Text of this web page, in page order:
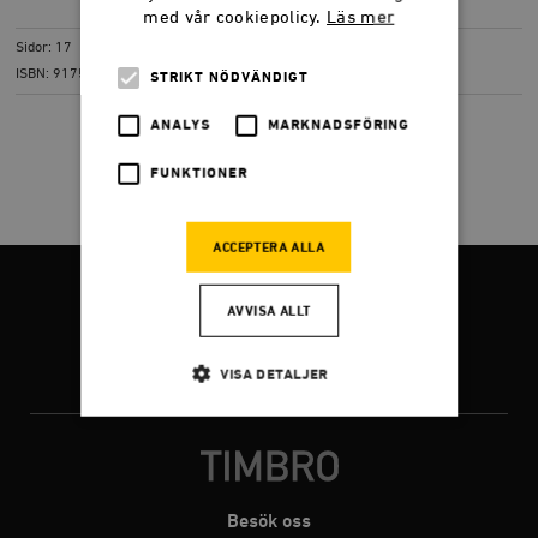
(PDF) 2,6 MB
Sidor: 17
ISBN: 917566626x
Besök oss
med vår cookiepolicy. Läs mer
STRIKT NÖDVÄNDIGT
ANALYS MARKNADSFÖRING
FUNKTIONER
ACCEPTERA ALLA
AVVISA ALLT
VISA DETALJER
Strikt nödvändigt Analys